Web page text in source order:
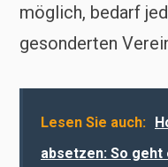
möglich, bedarf
gesonderten
Lesen Sie auch:
absetzen: So